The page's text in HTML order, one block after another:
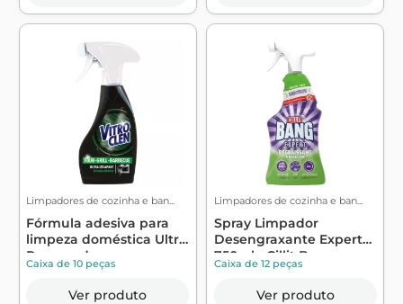
Limpadores de cozinha e ban...
Fórmula adesiva para
limpeza doméstica Ultra
Removedo...
Caixa de 10 peças
Ver produto
Limpadores de cozinha e ban...
Spray Limpador
Desengraxante Expert
750ml - Cillit Bang
Caixa de 12 peças
Ver produto